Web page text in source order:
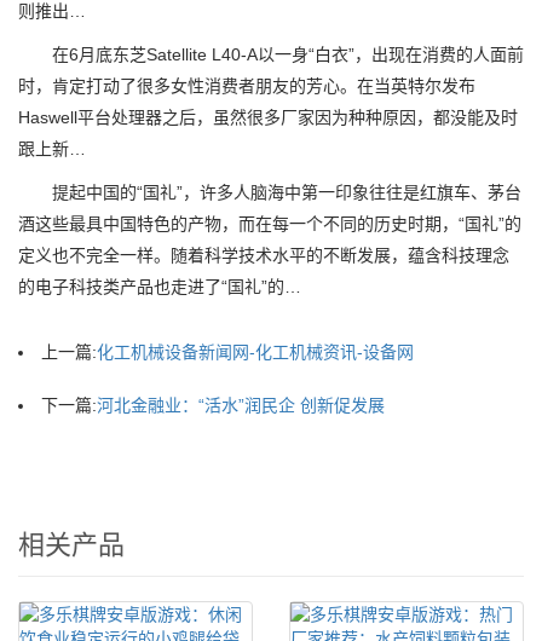
则推出…
在6月底东芝Satellite L40-A以一身“白衣”，出现在消费的人面前
时，肯定打动了很多女性消费者朋友的芳心。在当英特尔发布
Haswell平台处理器之后，虽然很多厂家因为种种原因，都没能及时
跟上新…
提起中国的“国礼”，许多人脑海中第一印象往往是红旗车、茅台
酒这些最具中国特色的产物，而在每一个不同的历史时期，“国礼”的
定义也不完全一样。随着科学技术水平的不断发展，蕴含科技理念
的电子科技类产品也走进了“国礼”的…
上一篇:化工机械设备新闻网-化工机械资讯-设备网
下一篇:河北金融业：“活水”润民企 创新促发展
相关产品